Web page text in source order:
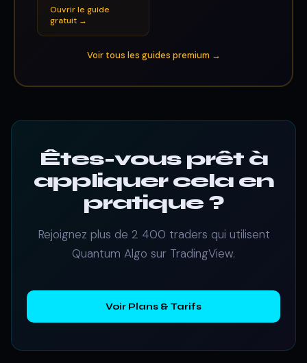
Ouvrir le guide
gratuit →
Voir tous les guides premium →
Êtes-vous prêt à
appliquer cela en
pratique ?
Rejoignez plus de 2 400 traders qui utilisent
Quantum Algo sur TradingView.
Voir Plans & Tarifs